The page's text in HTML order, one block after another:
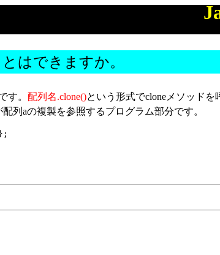
はできますか。
す。 配列名.clone()という形式でcloneメソッドを
列aの複製を参照するプログラム部分です。